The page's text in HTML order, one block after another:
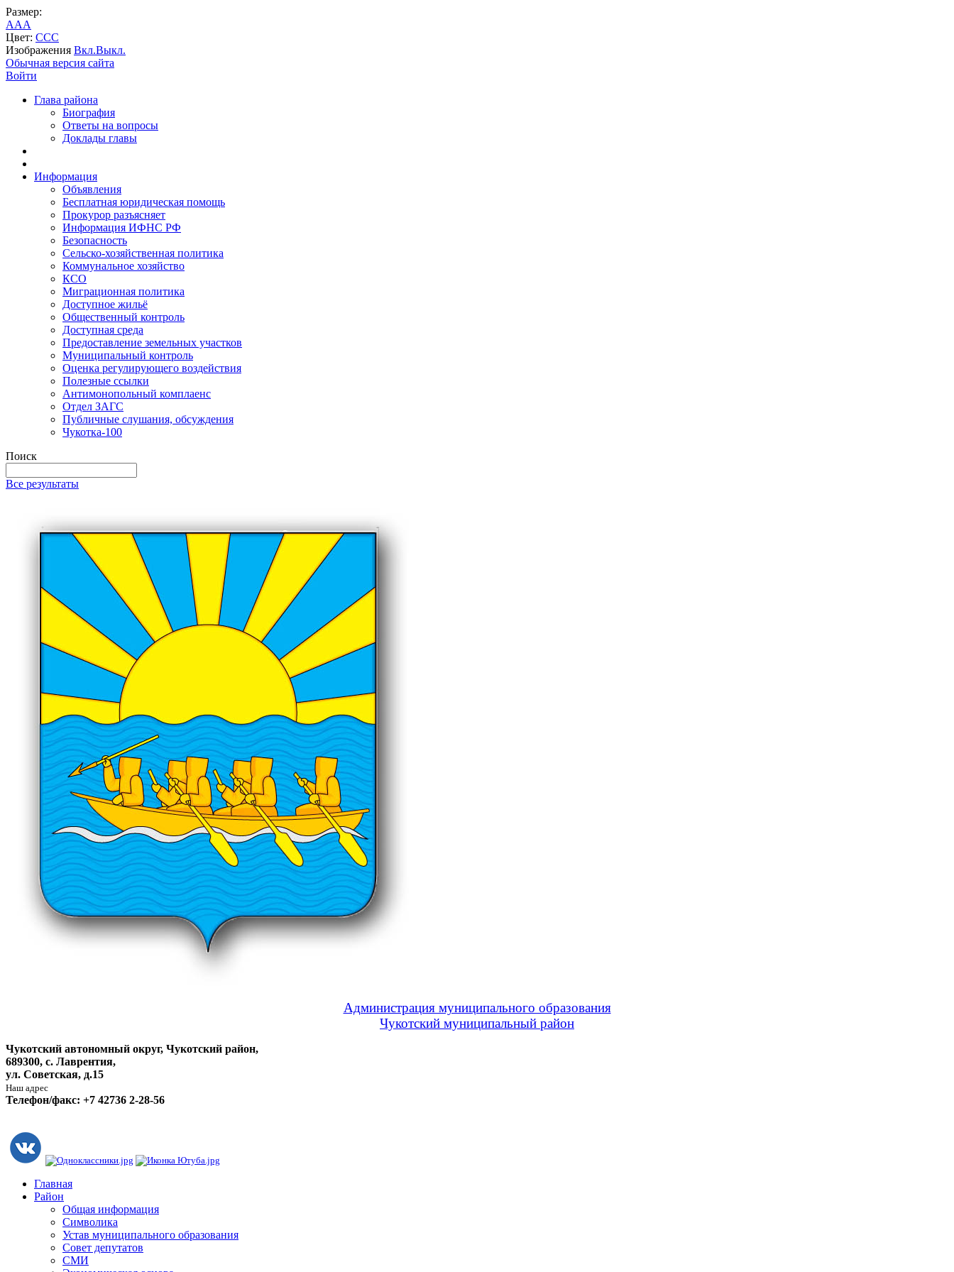
Размер:
AAA
Цвет: CCC
Изображения Вкл.Выкл.
Обычная версия сайта
Войти
Глава района
Биография
Ответы на вопросы
Доклады главы
Информация
Объявления
Бесплатная юридическая помощь
Прокурор разъясняет
Информация ИФНС РФ
Безопасность
Сельско-хозяйственная политика
Коммунальное хозяйство
КСО
Миграционная политика
Доступное жильё
Общественный контроль
Доступная среда
Предоставление земельных участков
Муниципальный контроль
Оценка регулирующего воздействия
Полезные ссылки
Антимонопольный комплаенс
Отдел ЗАГС
Публичные слушания, обсуждения
Чукотка-100
Поиск
Все результаты
Администрация муниципального образования
Чукотский муниципальный район
Чукотский автономный округ, Чукотский район,
689300, с. Лаврентия,
ул. Советская, д.15
Наш адрес
Телефон/факс: +7 42736 2-28-56
Главная
Район
Общая информация
Символика
Устав муниципального образования
Совет депутатов
СМИ